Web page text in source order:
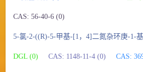
CAS: 56-40-6 (0)
5-氯-2-((R)-5-甲基-[1，4]二氮杂环庚-1-
DGL (0) CAS: 1148-11-4 (0) CAS: